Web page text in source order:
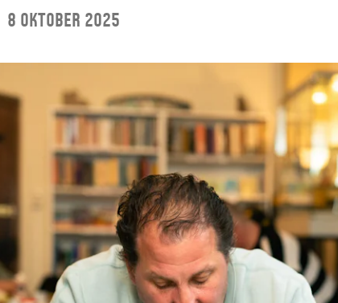
8 oktober 2025